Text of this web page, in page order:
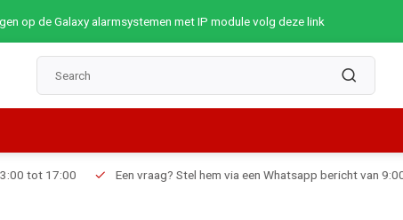
op de Galaxy alarmsystemen met IP module volg deze link
Een vraag? Stel hem via een Whatsapp bericht van 9:00 tot 19:00